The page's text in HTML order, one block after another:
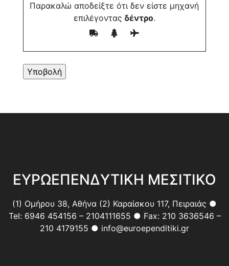
Παρακαλώ αποδείξτε ότι δεν είστε μηχανή
επιλέγοντας δέντρο.
ΕΥΡΩΕΠΕΝΔΥΤΙΚΗ ΜΕΣΙΤΙΚΟ
(1) Ομήρου 38, Αθήνα (2) Καραίσκου 117, Πειραιάς ●
Tel: 6946 454156 – 2104111655 ● Fax: 210 3636546 –
210 4179155 ● info@euroependitiki.gr